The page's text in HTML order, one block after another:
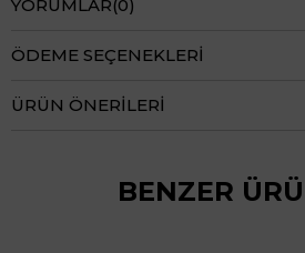
YORUMLAR(0)
ÖDEME SEÇENEKLERI
ÜRÜN ÖNERILERI
BENZER